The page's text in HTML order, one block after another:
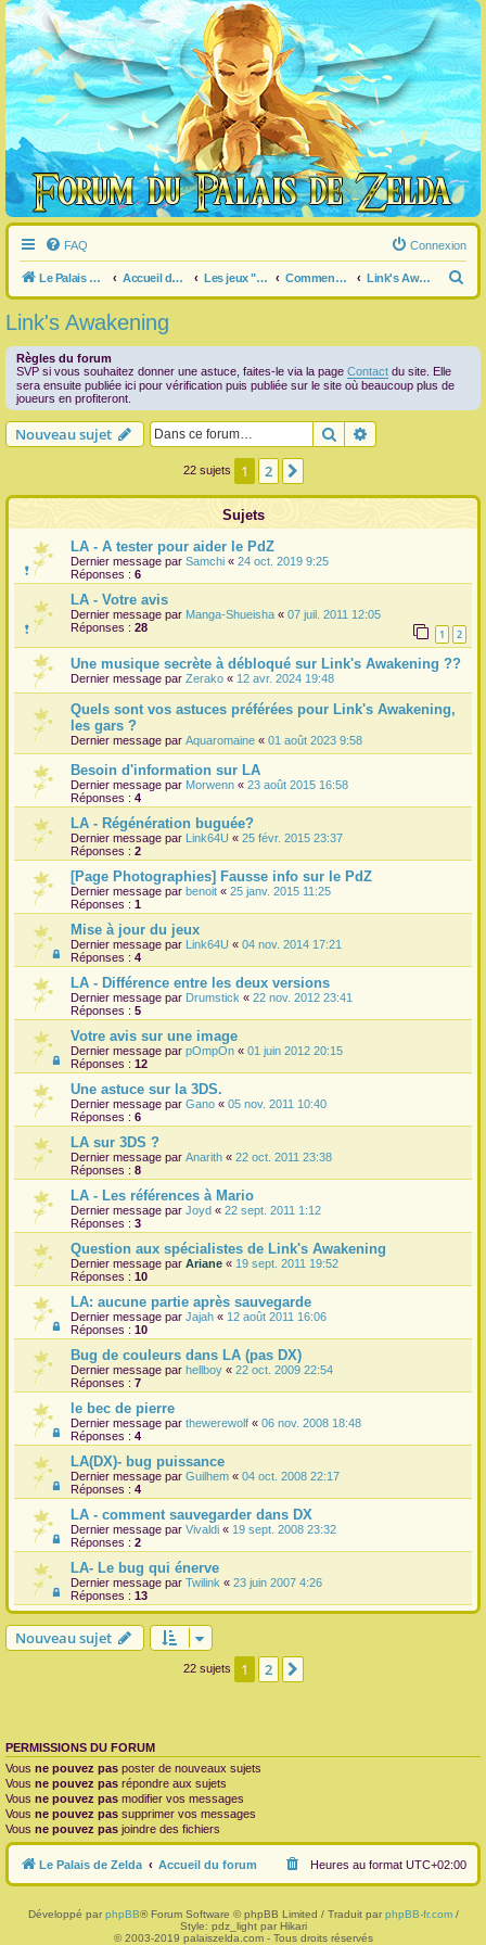
FAQ Connexion
Le Palais de Zelda Accueil du forum Les jeux "Legend of Zelda" Commentaire / question générale / info sur un jeu Link's Awakening
e
Link's Awakening
Règles du forum
SVP si vous souhaitez donner une astuce, faites-le via la page Contact du site. Elle
sera ensuite publiée ici pour vérification puis publiée sur le site où beaucoup plus de
joueurs en profiteront.
Nouveau sujet Rechercher
22 sujets 1 2
Sujets
LA - A tester pour aider le PdZ
Dernier message par Samchi « 24 oct. 2019 9:25
Réponses : 6
LA - Votre avis
Dernier message par Manga-Shueisha « 07 juil. 2011 12:05
Réponses : 28 1 2
Une musique secrète à débloqué sur Link's Awakening ??
Dernier message par Zerako « 12 avr. 2024 19:48
Quels sont vos astuces préférées pour Link's Awakening,
les gars ?
Dernier message par Aquaromaine « 01 août 2023 9:58
Besoin d'information sur LA
Dernier message par Morwenn « 23 août 2015 16:58
Réponses : 4
LA - Régénération buguée?
Dernier message par Link64U « 25 févr. 2015 23:37
Réponses : 2
[Page Photographies] Fausse info sur le PdZ
Dernier message par benoit « 25 janv. 2015 11:25
Réponses : 1
Mise à jour du jeux
Dernier message par Link64U « 04 nov. 2014 17:21
Réponses : 4
LA - Différence entre les deux versions
Dernier message par Drumstick « 22 nov. 2012 23:41
Réponses : 5
Votre avis sur une image
Dernier message par pOmpOn « 01 juin 2012 20:15
Réponses : 12
Une astuce sur la 3DS.
Dernier message par Gano « 05 nov. 2011 10:40
Réponses : 6
LA sur 3DS ?
Dernier message par Anarith « 22 oct. 2011 23:38
Réponses : 8
LA - Les références à Mario
Dernier message par Joyd « 22 sept. 2011 1:12
Réponses : 3
Question aux spécialistes de Link's Awakening
Dernier message par Ariane « 19 sept. 2011 19:52
Réponses : 10
LA: aucune partie après sauvegarde
Dernier message par Jajah « 12 août 2011 16:06
Réponses : 10
Bug de couleurs dans LA (pas DX)
Dernier message par hellboy « 22 oct. 2009 22:54
Réponses : 7
le bec de pierre
Dernier message par thewerewolf « 06 nov. 2008 18:48
Réponses : 4
LA(DX)- bug puissance
Dernier message par Guilhem « 04 oct. 2008 22:17
Réponses : 4
LA - comment sauvegarder dans DX
Dernier message par Vivaldi « 19 sept. 2008 23:32
Réponses : 2
LA- Le bug qui énerve
Dernier message par Twilink « 23 juin 2007 4:26
Réponses : 13
Nouveau sujet
22 sujets 1 2
PERMISSIONS DU FORUM
Vous ne pouvez pas poster de nouveaux sujets
Vous ne pouvez pas répondre aux sujets
Vous ne pouvez pas modifier vos messages
Vous ne pouvez pas supprimer vos messages
Vous ne pouvez pas joindre des fichiers
Le Palais de Zelda Accueil du forum Heures au format UTC+02:00
Développé par phpBB® Forum Software © phpBB Limited / Traduit par phpBB-fr.com/
Style: pdz_light par Hikari
© 2003-2019 palaiszelda.com - Tous droits réservés